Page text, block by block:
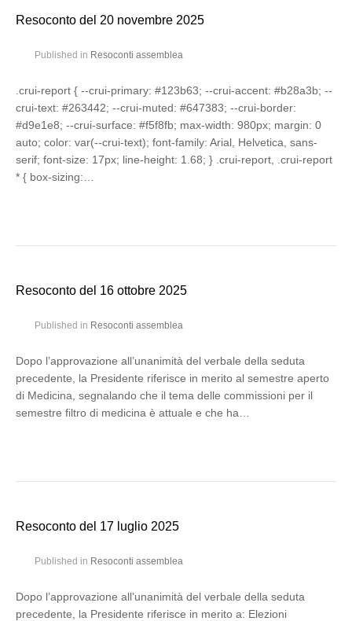
Resoconto del 20 novembre 2025
Published in Resoconti assemblea
.crui-report { --crui-primary: #123b63; --crui-accent: #b28a3b; --
crui-text: #263442; --crui-muted: #647383; --crui-border:
#d9e1e8; --crui-surface: #f5f8fb; max-width: 980px; margin: 0
auto; color: var(--crui-text); font-family: Arial, Helvetica, sans-
serif; font-size: 17px; line-height: 1.68; } .crui-report, .crui-report
* { box-sizing:…
Resoconto del 16 ottobre 2025
Published in Resoconti assemblea
Dopo l’approvazione all’unanimità del verbale della seduta
precedente, la Presidente riferisce in merito al semestre aperto
di Medicina, segnalando che il tema delle commissioni per il
semestre filtro di medicina è attuale e che ha…
Resoconto del 17 luglio 2025
Published in Resoconti assemblea
Dopo l’approvazione all’unanimità del verbale della seduta
precedente, la Presidente riferisce in merito a: Elezioni